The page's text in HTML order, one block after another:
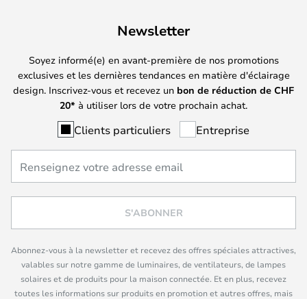
Newsletter
Soyez informé(e) en avant-première de nos promotions
exclusives et les dernières tendances en matière d'éclairage
design. Inscrivez-vous et recevez un bon de réduction de CHF
20* à utiliser lors de votre prochain achat.
Clients particuliers Entreprise
S'ABONNER
Abonnez-vous à la newsletter et recevez des offres spéciales attractives,
valables sur notre gamme de luminaires, de ventilateurs, de lampes
solaires et de produits pour la maison connectée. Et en plus, recevez
toutes les informations sur produits en promotion et autres offres, mais